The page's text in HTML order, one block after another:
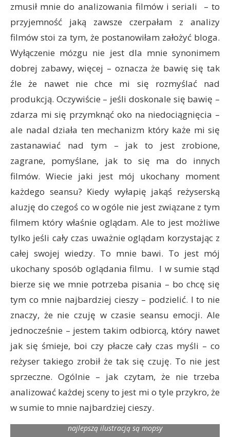
zmusił mnie do analizowania filmów i seriali – to
przyjemność jaką zawsze czerpałam z analizy
filmów stoi za tym, że postanowiłam założyć bloga.
Wyłączenie mózgu nie jest dla mnie synonimem
dobrej zabawy, więcej – oznacza że bawię się tak
źle że nawet nie chce mi się rozmyślać nad
produkcją. Oczywiście – jeśli doskonale się bawię –
zdarza mi się przymknąć oko na niedociągnięcia –
ale nadal działa ten mechanizm który każe mi się
zastanawiać nad tym – jak to jest zrobione,
zagrane, pomyślane, jak to się ma do innych
filmów. Wiecie jaki jest mój ukochany moment
każdego seansu? Kiedy wyłapię jakąś reżyserską
aluzję do czegoś co w ogóle nie jest związane z tym
filmem który właśnie oglądam. Ale to jest możliwe
tylko jeśli cały czas uważnie oglądam korzystając z
całej swojej wiedzy. To mnie bawi. To jest mój
ukochany sposób oglądania filmu. I w sumie stąd
bierze się we mnie potrzeba pisania – bo chcę się
tym co mnie najbardziej cieszy – podzielić. I to nie
znaczy, że nie czuję w czasie seansu emocji. Ale
jednocześnie – jestem takim odbiorcą, który nawet
jak się śmieje, boi czy płacze cały czas myśli – co
reżyser takiego zrobił że tak się czuję. To nie jest
sprzeczne. Ogólnie – jak czytam, że nie trzeba
analizować każdej sceny to jest mi o tyle przykro, że
w sumie to mnie najbardziej cieszy.
najlepszą ilustracją są mopsy